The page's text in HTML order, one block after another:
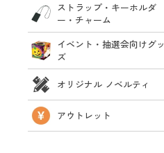
ストラップ・キーホルダ
ー・チャーム
イベント・抽選会向けグッ
ズ
オリジナル ノベルティ
アウトレット